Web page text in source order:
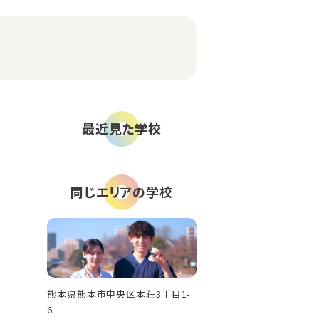
最近見た学校
同じエリアの学校
熊本県熊本市中央区本荘3丁目1-
6